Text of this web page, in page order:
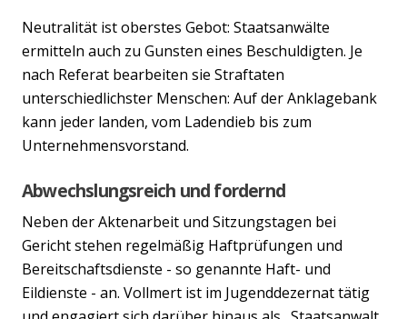
Neutralität ist oberstes Gebot: Staatsanwälte
ermitteln auch zu Gunsten eines Beschuldigten. Je
nach Referat bearbeiten sie Straftaten
unterschiedlichster Menschen: Auf der Anklagebank
kann jeder landen, vom Ladendieb bis zum
Unternehmensvorstand.
Abwechslungsreich und fordernd
Neben der Aktenarbeit und Sitzungstagen bei
Gericht stehen regelmäßig Haftprüfungen und
Bereitschaftsdienste - so genannte Haft- und
Eildienste - an. Vollmert ist im Jugenddezernat tätig